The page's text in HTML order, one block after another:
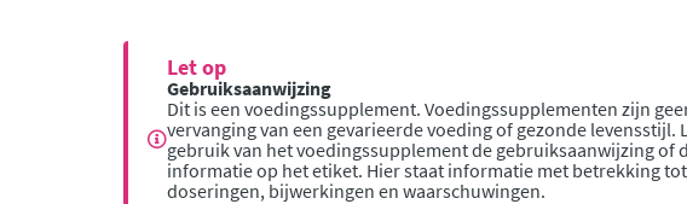
Let op
Gebruiksaanwijzing
Dit is een voedingssupplement. Voedingssupplementen zijn
vervanging van een gevarieerde voeding of gezonde levensstijl.
gebruik van het voedingssupplement de gebruiksaanwijzing of
informatie op het etiket. Hier staat informatie met betrekking tot
doseringen, bijwerkingen en waarschuwingen.